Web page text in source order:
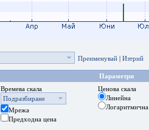
Преименувай | Изтрий
Параметри
Времева скала
Подразбиране
Мрежа
Предходна цена
Ценова скала
Линейна
Логаритмична